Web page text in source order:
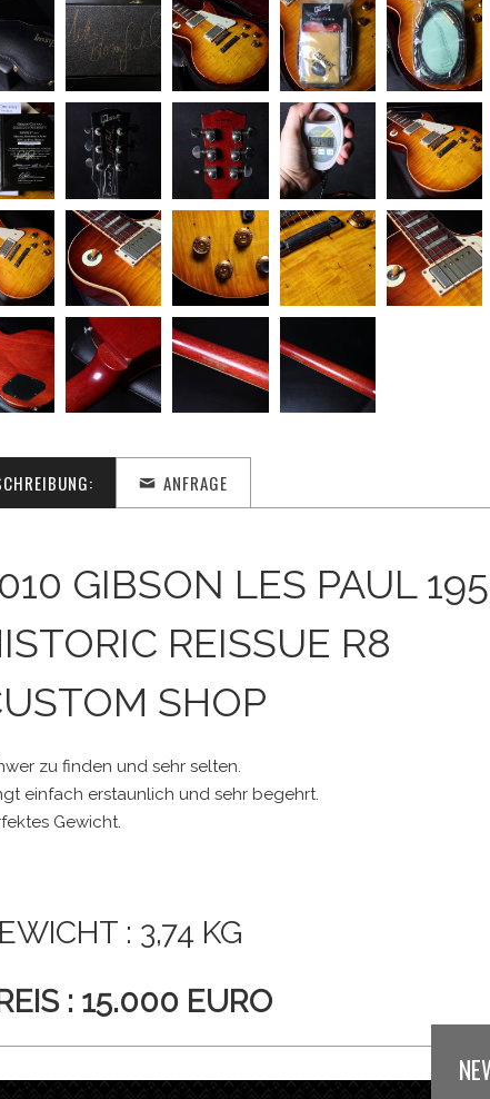
ANFRAGE
GIBSON LES PAUL
REISSUE R8
SHOP
zu finden und sehr selten.
einfach erstaunlich und sehr begehrt.
Gewicht.
: 3,74 KG
: 15.000 EURO